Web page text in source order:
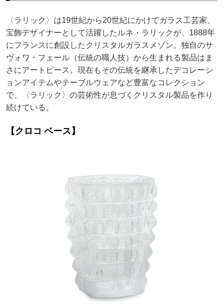
〈ラリック〉は19世紀から20世紀にかけてガラス工芸家、
宝飾デザイナーとして活躍したルネ・ラリックが、1888年
にフランスに創設したクリスタルガラスメゾン。独自のサ
ヴォワ・フェール（伝統の職人技）から生まれる製品はま
さにアートピース。現在もその伝統を継承したデコレーシ
ョンアイテムやテーブルウェアなど豊富なコレクション
で、〈ラリック〉の芸術性が息づくクリスタル製品を作り
続けている。
【クロコ ベース】